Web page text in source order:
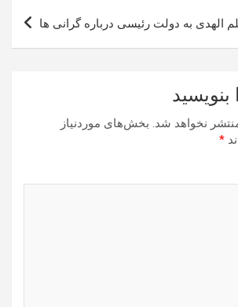
الهدی به دولت رئیسی درباره گرانی ها
بنویسید
نخواهد شد. بخش‌های موردنیاز
*